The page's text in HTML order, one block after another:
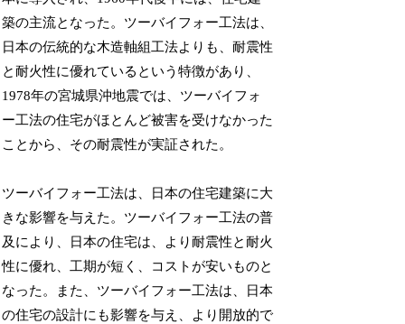
築の主流となった。ツーバイフォー工法は、
日本の伝統的な木造軸組工法よりも、耐震性
と耐火性に優れているという特徴があり、
1978年の宮城県沖地震では、ツーバイフォ
ー工法の住宅がほとんど被害を受けなかった
ことから、その耐震性が実証された。
ツーバイフォー工法は、日本の住宅建築に大
きな影響を与えた。ツーバイフォー工法の普
及により、日本の住宅は、より耐震性と耐火
性に優れ、工期が短く、コストが安いものと
なった。また、ツーバイフォー工法は、日本
の住宅の設計にも影響を与え、より開放的で